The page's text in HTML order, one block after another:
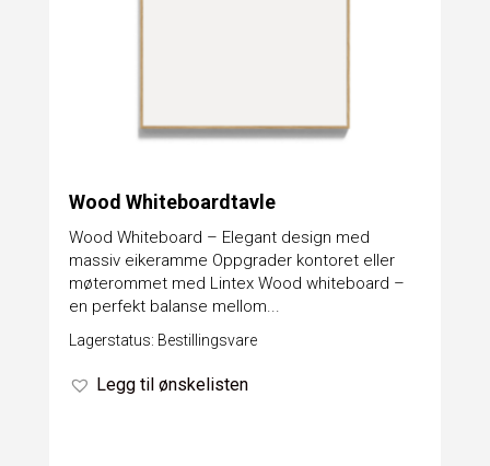
Wood Whiteboardtavle
Wood Whiteboard – Elegant design med
massiv eikeramme Oppgrader kontoret eller
møterommet med Lintex Wood whiteboard –
en perfekt balanse mellom...
Lagerstatus: Bestillingsvare
Legg til ønskelisten